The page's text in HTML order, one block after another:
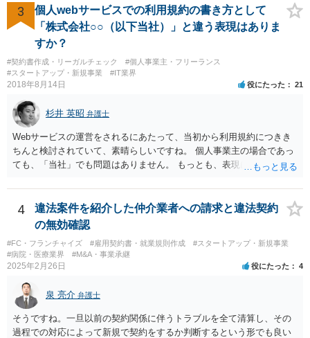
は、その商品を売ったときに対価を回収しているので、商標権は用い
尽くされている（用尽、消尽といいます。）と解釈されます。他方
で、商標権者の預かり知らないところで、販売した商品から別の商品
（コピー品やリメイク品）が作りだされてしまうと、その商品が仮に
酷い品質であれば、商標権者のブランドイメージが傷ついてしまいま
すし、その証商標権者にクレームが来てしまいますので、商標権を侵
害します。その商品が流通すれば商標権（ロゴマーク等）に対する一
般消費者の信頼も害することになります。また、本来商標権者に入る
べき利益が入らないことになります。 修理だけではそのような問題は
生じません。
3
個人webサービスでの利用規約の書き方として
「株式会社○○（以下当社）」と違う表現はありま
すか？
#契約書作成・リーガルチェック
#個人事業主・フリーランス
#スタートアップ・新規事業
#IT業界
2018年8月14日 役にたった 21
杉井 英昭 弁護士
Webサービスの運営をされるにあたって、当初から利用規約につきき
ちんと検討されていて、素晴らしいですね。 個人事業主の場合であっ
ても、「当社」でも問題はありません。 もっとも、表現に違和感があ
さんが「ABCウェブサービス」の屋号で事業を運営する際には、「当
社」の代わりに「ABCウェブサービス」とか「ABCWS」を使う等で
4
違法案件を紹介した仲介業者への請求と違法契約
の無効確認
#FC・フランチャイズ #雇用契約書・就業規則作成
#スタートアップ・新規事業
#病院・医療業界
#M&A・事業承継
2025年2月26日 役にたった 4
泉 亮介 弁護士
そうですね。一旦以前の契約関係に伴うトラブルを全て清算し、その
過程での対応によって新規で契約をするか判断するという形でも良い